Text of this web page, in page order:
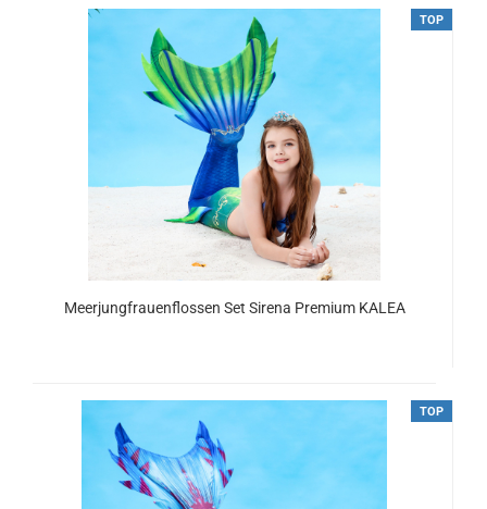
ab 134,00 EUR TOP
Meerjungfrauenflossen Set Sirena Premium KALEA
TOP